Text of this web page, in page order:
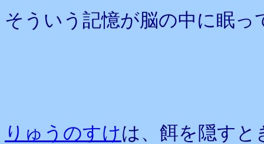
そういう記憶が脳の中に眠っ
りゅうのすけは、餌を隠す